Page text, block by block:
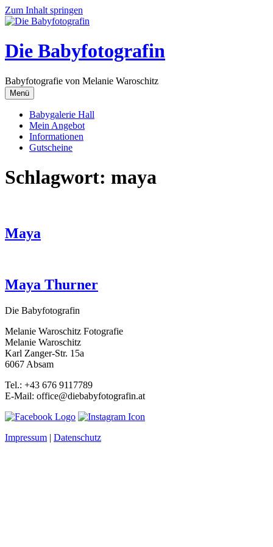
Zum Inhalt springen
Die Babyfotografin
Babyfotografie von Melanie Waroschitz
Menü
Babygalerie Hall
Mein Angebot
Informationen
Gutscheine
Schlagwort: maya
Maya
Maya Thurner
Die Babyfotografin
Melanie Waroschitz Fotografie
Melanie Waroschitz
Karl Zanger-Str. 15a
6067 Absam
Tel.: +43 676 9117789
E-Mail: office@diebabyfotografin.at
Impressum | Datenschutz